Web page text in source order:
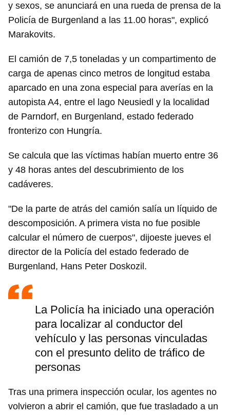
y sexos, se anunciará en una rueda de prensa de la
Policía de Burgenland a las 11.00 horas", explicó
Marakovits.
El camión de 7,5 toneladas y un compartimento de
carga de apenas cinco metros de longitud estaba
aparcado en una zona especial para averías en la
autopista A4, entre el lago Neusiedl y la localidad
de Parndorf, en Burgenland, estado federado
fronterizo con Hungría.
Se calcula que las víctimas habían muerto entre 36
y 48 horas antes del descubrimiento de los
cadáveres.
"De la parte de atrás del camión salía un líquido de
descomposición. A primera vista no fue posible
calcular el número de cuerpos", dijoeste jueves el
director de la Policía del estado federado de
Burgenland, Hans Peter Doskozil.
La Policía ha iniciado una operación
para localizar al conductor del
vehículo y las personas vinculadas
con el presunto delito de tráfico de
personas
Tras una primera inspección ocular, los agentes no
volvieron a abrir el camión, que fue trasladado a un